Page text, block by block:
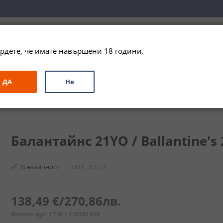
ЗА ПОДАРЪК ПРОМО СПЕЦИАЛНИ ПРЕДЛОЖЕНИЯ
Балантайнс 21YO / Ballantine's
В наличност SKU 10777
138,49 €/270,86лв.
Валутен курс: 1 EUR = 1.95583 BGN
че имате навършени 18 години.
ДА Не